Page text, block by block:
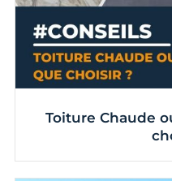
Toiture Chaude